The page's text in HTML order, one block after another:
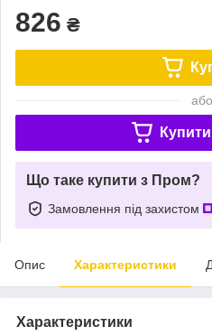
826 ₴
або
Що таке купити з Пром?
Замовлення під захистом
Опис Характеристики
Характеристики